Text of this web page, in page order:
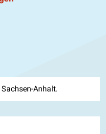
Anhalt.